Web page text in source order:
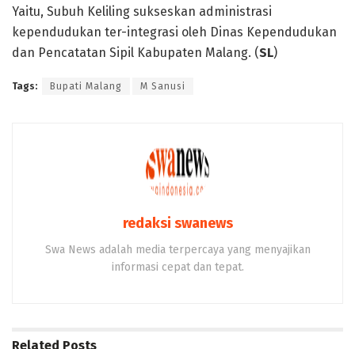
Yaitu, Subuh Keliling sukseskan administrasi
kependudukan ter-integrasi oleh Dinas Kependudukan
dan Pencatatan Sipil Kabupaten Malang. (SL‎)
Tags: Bupati Malang M Sanusi
redaksi swanews
Swa News adalah media terpercaya yang menyajikan
informasi cepat dan tepat.
Related Posts